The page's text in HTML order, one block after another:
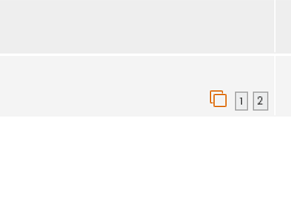
1 2